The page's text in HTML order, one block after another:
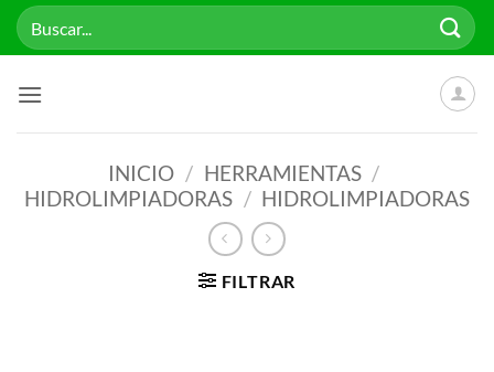
Saltar
Buscar
por:
INICIO / HERRAMIENTAS /
HIDROLIMPIADORAS / HIDROLIMPIADORAS
FILTRAR